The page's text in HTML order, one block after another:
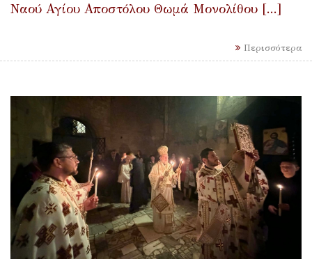
Ναού Αγίου Αποστόλου Θωμά Μονολίθου [...]
Περισσότερα